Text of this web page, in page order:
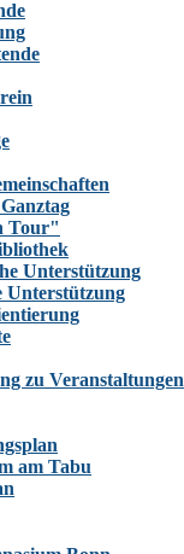
Tour"
Unterstützung
Unterstützung
zu Veranstaltungen
am Tabu